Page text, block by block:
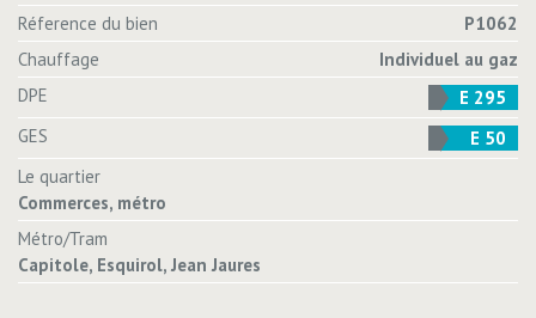
Réference du bien
P1062
Chauffage
Individuel au gaz
DPE
E 295
GES
E 50
Le quartier
Commerces, métro
Métro/Tram
Capitole, Esquirol, Jean Jaures